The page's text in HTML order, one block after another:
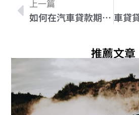
上一篇
如何在汽車貸款期限選擇中達到平衡
推薦文章